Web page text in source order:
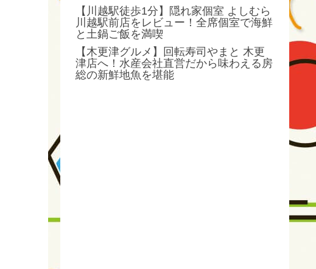
【川越駅徒歩1分】隠れ家個室 よしむら
川越駅前店をレビュー！全席個室で海鮮
と土鍋ご飯を満喫
【木更津グルメ】回転寿司やまと 木更
津店へ！水産会社直営だから味わえる房
総の新鮮地魚を堪能